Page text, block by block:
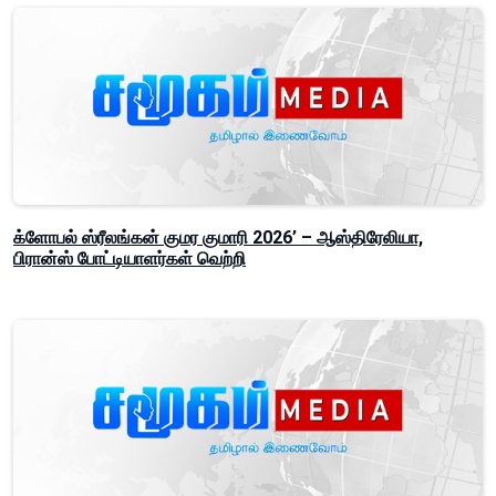
க்ளோபல் ஸ்ரீலங்கன் குமர குமாரி 2026’ – ஆஸ்திரேலியா,
பிரான்ஸ் போட்டியாளர்கள் வெற்றி